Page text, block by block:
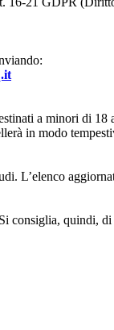
a minori di
in modo
L’elenco
consiglia, quindi,